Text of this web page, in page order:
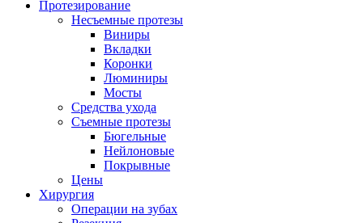
Протезирование
Несъемные протезы
Виниры
Вкладки
Коронки
Люминиры
Мосты
Средства ухода
Съемные протезы
Бюгельные
Нейлоновые
Покрывные
Цены
Хирургия
Операции на зубах